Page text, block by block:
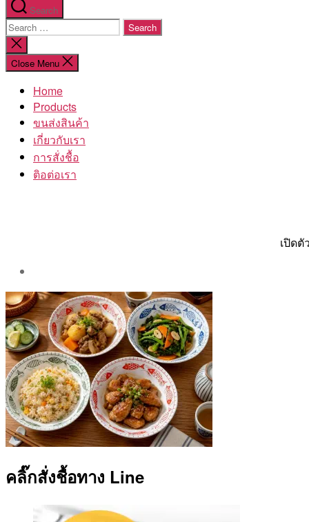
Search
Search
for:
Close
search
Close Menu
Home
Products
ขนส่งสินค้า
เกี่ยวกับเรา
การสั่งชื้อ
ติอต่อเรา
เปิด
By
Aea
คลิ๊กสั่งชื้อทาง Line